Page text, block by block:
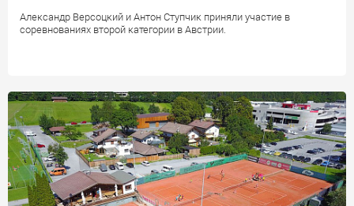
Александр Версоцкий и Антон Ступчик приняли участие в
соревнованиях второй категории в Австрии.